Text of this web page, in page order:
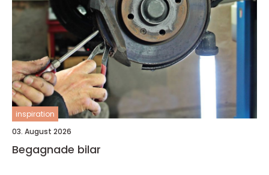
inspiration
03. August 2026
Begagnade bilar